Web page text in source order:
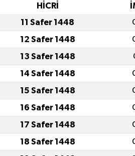
HİCRİ
11 Safer 1448
12 Safer 1448
13 Safer 1448
14 Safer 1448
15 Safer 1448
16 Safer 1448
17 Safer 1448
18 Safer 1448